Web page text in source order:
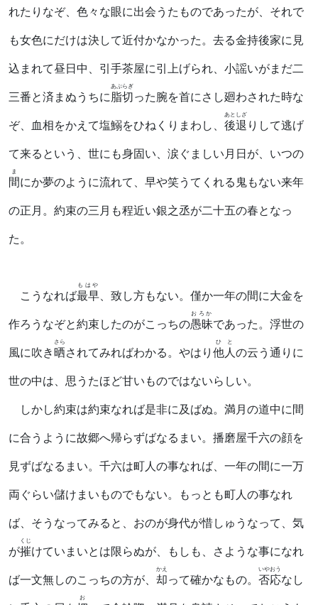
れたりなぞ、色々な眼に出会うたものであったが、それで
も女色にだけは決して近付かなかった。去る金持後家に見
込まれて昼日中、引手茶屋に引上げられ、小謡いがまだ二
三番と済まぬうちに 脂切
あぶらぎ
った腕を首にさし廻わされた時な
ぞ、血相をかえて塩鰯をひねくりまわし、 後退
あとしざ
りして逃げ
て来るという、世にも身固い、涙ぐましい月日が、いつの
間
ま
にか夢のように流れて、早や笑うてくれる鬼もない来年
の正月。約束の三月も程近い銀之丞が二十五の春となっ
た。
こうなれば最早
もはや
、致し方もない。僅か一年の間に大金を
作ろうなぞと約束したのがこっちの愚昧
おろか
であった。浮世の
風に吹き晒
さら
されてみればわかる。やはり 他人
ひと
の云う通りに
世の中は、思うたほど甘いものではないらしい。
しかし約束は約束なれば是非に及ばぬ。満月の道中に間
に合うように故郷へ帰らずばなるまい。播磨屋千六の顔を
見ずばなるまい。千六は町人の事なれば、一年の間に一万
両ぐらい儲けまいものでもない。もっとも町人の事なれ
ば、そうなってみると、おのが身代が惜しゅうなって、気
が摧
くじ
けていまいとは限らぬが、もしも、さような事になれ
ば一文無しのこっちの方が、 却
かえ
って確かなもの。 否応
いやおう
なし
お